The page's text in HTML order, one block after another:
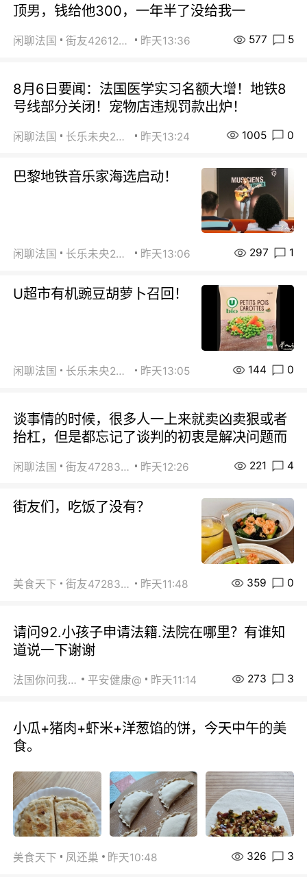
顶男，钱给他300，一年半了没给我一
闲聊法国 街友42612092 昨天13:36 577 5
8月6日要闻：法国医学实习名额大增！地铁8
号线部分关闭！宠物店违规罚款出炉！
闲聊法国 长乐未央2015 昨天13:24 1005 0
巴黎地铁音乐家海选启动！
闲聊法国 长乐未央2015 昨天13:06 297 1
U超市有机豌豆胡萝卜召回！
闲聊法国 长乐未央2015 昨天13:05 144 0
谈事情的时候，很多人一上来就卖凶卖狠或者
抬杠，但是都忘记了谈判的初衷是解决问题而
闲聊法国 街友472838572 昨天12:26 221 4
街友们，吃饭了没有？
美食天下 街友472838572 昨天11:48 359 0
请问92.小孩子申请法籍.法院在哪里？有谁知
道说一下谢谢
法国你问我答 平安健康@ 昨天11:14 273 3
小瓜+猪肉+虾米+洋葱馅的饼，今天中午的美
食。
美食天下 凤还巢 昨天10:48 326 3